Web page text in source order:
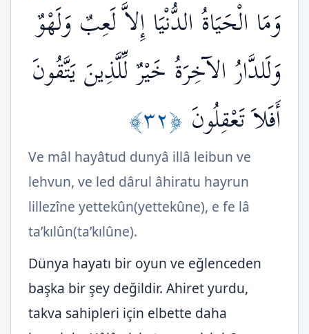
وَمَا الْحَيَاةُ الدُّنْيَا إِلاَّ لَعِبٌ وَلَهْوٌ
وَلَلدَّارُ الآخِرَةُ خَيْرٌ لِّلَّذِينَ يَتَّقُونَ
أَفَلاَ تَعْقِلُونَ ﴿٣٢﴾
Ve mâl hayâtud dunyâ illâ leibun ve
lehvun, ve led dârul âhiratu hayrun
lillezîne yettekûn(yettekûne), e fe lâ
ta’kılûn(ta’kılûne).
Dünya hayatı bir oyun ve eğlenceden
başka bir şey değildir. Ahiret yurdu,
takva sahipleri için elbette daha